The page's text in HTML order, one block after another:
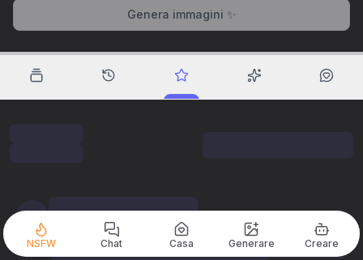
Genera immagini ✨
NSFW Chat Casa Generare Creare